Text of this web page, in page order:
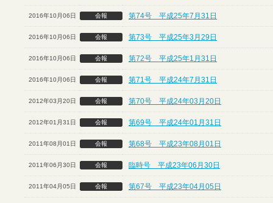
2016年10月06日 会報 第74号 平成25年7月31日
2016年10月06日 会報 第73号 平成25年3月29日
2016年10月06日 会報 第72号 平成25年1月31日
2016年10月06日 会報 第71号 平成24年7月31日
2012年03月20日 会報 第70号 平成24年03月20日
2012年01月31日 会報 第69号 平成24年01月31日
2011年08月01日 会報 第68号 平成23年08月01日
2011年06月30日 会報 臨時号 平成23年06月30日
2011年04月05日 会報 第67号 平成23年04月05日